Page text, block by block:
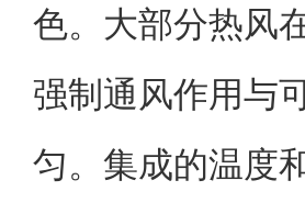
色。大部分热风
强制通风作用与
匀。集成的温度